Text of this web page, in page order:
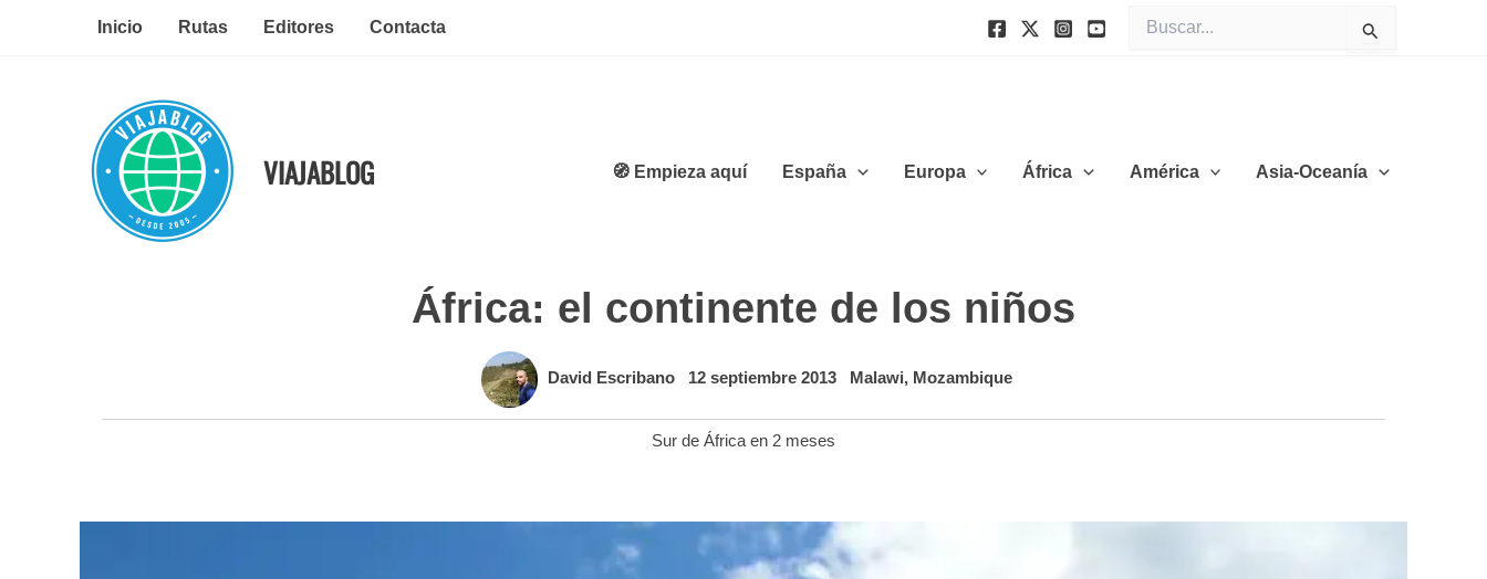
Inicio Rutas Editores Contacta
por:
VIAJABLOG 🧭 Empieza aquí España Europa África América Asia-Oceanía
África: el continente de los niños
David Escribano 12 septiembre 2013 Malawi, Mozambique
Sur de África en 2 meses